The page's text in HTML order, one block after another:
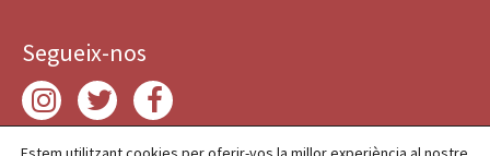
Segueix-nos